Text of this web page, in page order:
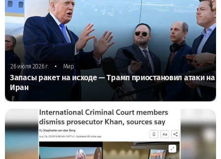
26 июля 2026 г. • Мир
Запасы ракет на исходе — Трамп приостановил атаки на
Иран